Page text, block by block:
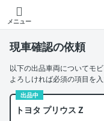
メニュー
現車確認の依頼
以下の出品車両についてモ
よろしければ必須の項目を
出品中
トヨタ プリウス Z